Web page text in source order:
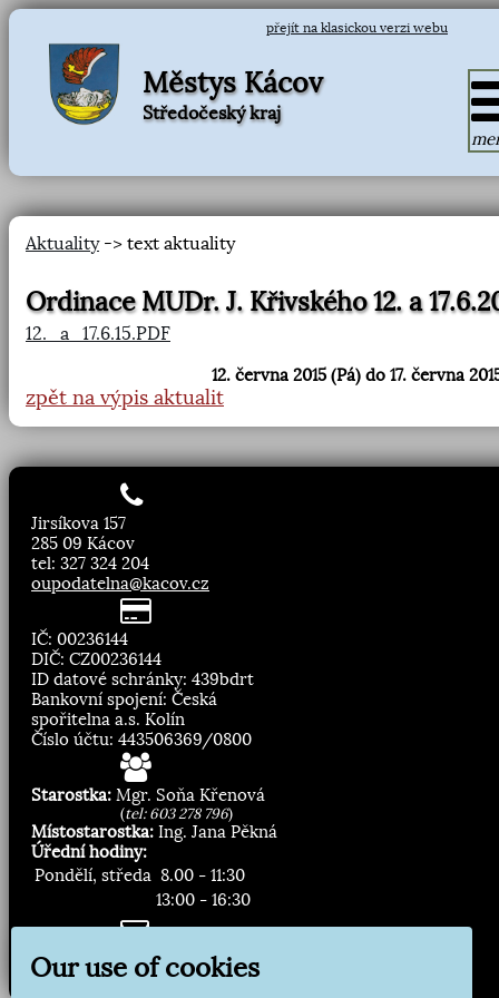
přejít na klasickou verzi webu
Městys Kácov
Středočeský kraj
Aktuality-> text aktuality
Ordinace MUDr. J. Křivského 12. a
12._a_17.6.15.PDF
12. června 2015 (Pá) do 17. června
zpět na výpis aktualit
Jirsíkova 157
285 09 Kácov
tel: 327 324 204
oupodatelna@kacov.cz
IČ: 00236144
DIČ: CZ00236144
ID datové schránky: 439bdrt
Bankovní spojení: Česká
spořitelna a.s. Kolín
Číslo účtu: 443506369/0800
Starostka: Mgr. Soňa Křenová
(tel: 603 278 796)
Místostarostka: Ing. Jana Pěkná
Úřední hodiny:
Pondělí, středa 8.00 - 11:30
13:00 - 16:30
Zasílání novinek:
Our use of cookies